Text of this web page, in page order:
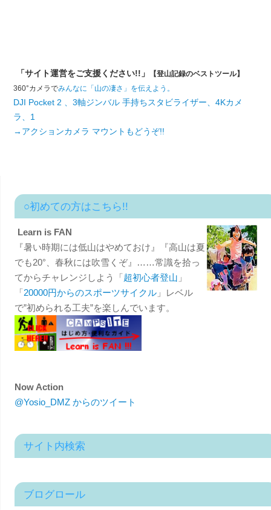
「サイト運営をご支援ください!!」
【登山記録のベストツール】
360°カメラでみんなに「山の凄さ」を伝えよう。
DJI Pocket 2 、3軸ジンバル 手持ちスタビライザー、4Kカメ
ラ、1
→アクションカメラ マウントもどうぞ!!
○初めての方はこちら!!
Learn is FAN
『暑い時期には低山はやめておけ』『高山は夏
でも20°、春秋には吹雪くぞ』……常識を拾っ
てからチャレンジしよう「超初心者登山 」
「20000円からのスポーツサイクル」レベル
で”初められる工夫”を楽しんでいます。
Now Action
@Yosio_DMZ からのツイート
サイト内検索
ブログロール